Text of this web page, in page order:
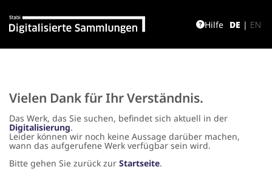
DE | EN
Hilfe
Vielen Dank für Ihr Verständnis.
Das Werk, das Sie suchen, befindet sich aktuell in der
Digitalisierung.
Leider können wir noch keine Aussage darüber machen,
wann das aufgerufene Werk verfügbar sein wird.
Bitte gehen Sie zurück zur Startseite.